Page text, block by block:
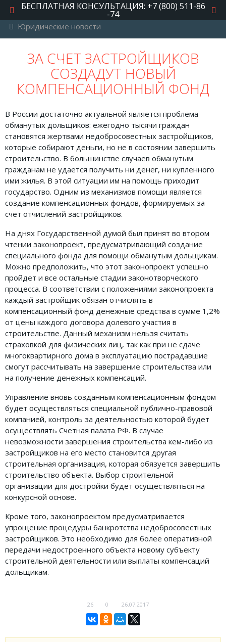
БЕСПЛАТНАЯ КОНСУЛЬТАЦИЯ: +7 (800) 511-86
-74
Юридические новости
ЗА СЧЕТ ЗАСТРОЙЩИКОВ
СОЗДАДУТ НОВЫЙ
КОМПЕНСАЦИОННЫЙ ФОНД
В России достаточно актуальной является проблема
обманутых дольщиков: ежегодно тысячи граждан
становятся жертвами недобросовестных застройщиков,
которые собирают деньги, но не в состоянии завершить
строительство. В большинстве случаев обманутым
гражданам не удается получить ни денег, ни купленного
ими жилья. В этой ситуации им на помощь приходит
государство. Одним из механизмов помощи является
создание компенсационных фондов, формируемых за
счет отчислений застройщиков.
На днях Государственной думой был принят во втором
чтении законопроект, предусматривающий создание
специального фонда для помощи обманутым дольщикам.
Можно предположить, что этот законопроект успешно
пройдет и все остальные стадии законотворческого
процесса. В соответствии с положениями законопроекта
каждый застройщик обязан отчислять в
компенсационный фонд денежные средства в сумме 1,2%
от цены каждого договора долевого участия в
строительстве. Данный механизм нельзя считать
страховкой для физических лиц, так как при не сдаче
многоквартирного дома в эксплуатацию пострадавшие
смогут рассчитывать на завершение строительства или
на получение денежных компенсаций.
Управление вновь созданным компенсационным фондом
будет осуществляться специальной публично-правовой
компанией, контроль за деятельностью которой будет
осуществлять Счетная палата РФ. В случае
невозможности завершения строительства кем-либо из
застройщиков на его место становится другая
строительная организация, которая обязуется завершить
строительство объекта. Выбор строительной
организации для достройки будет осуществляться на
конкурсной основе.
Кроме того, законопроектом предусматривается
упрощение процедуры банкротства недобросовестных
застройщиков. Это необходимо для более оперативной
передачи недостроенного объекта новому субъекту
строительной деятельности или выплаты компенсаций
дольщикам.
26 0 26.07.2017
Автомобильное право
Авторское право
Военное право
Гражданское право
Документы и договора
Жилищное право
Законы, кодексы и акты
Защита прав потребителей
Земельное право
Медицинское право
Миграционное право
Налоговое право
Семейное право
Трудовое право
Уголовное право
Финансовое право
ДОКУМЕНТЫ
ВИДЕО
ФОРУМ
ЮРИДИЧЕСКИЙ ФОРУМ
+7 (800) 511-86-74
Для всех регионов РФ
Следите за новостями